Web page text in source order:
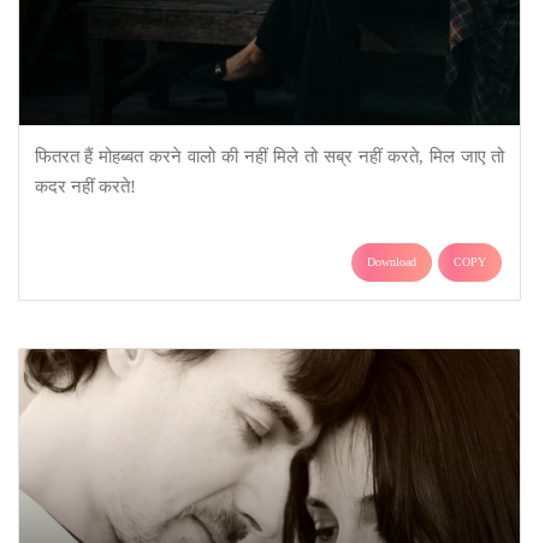
फितरत हैं मोहब्बत करने वालो की नहीं मिले तो सब्र नहीं करते, मिल जाए तो
कदर नहीं करते!
Download COPY